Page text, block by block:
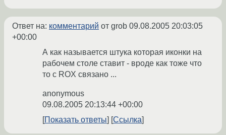
Ответ на: комментарий от grob 09.08.2005 20:03:05
+00:00
А как называется штука которая иконки на
рабочем столе ставит - вроде как тоже что
то с ROX связано ...
anonymous
09.08.2005 20:13:44 +00:00
Показать ответы
Ссылка